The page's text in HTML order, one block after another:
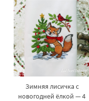
Зимняя лисичка с
новогодней ёлкой — 4